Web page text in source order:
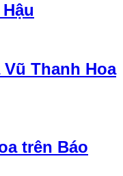
Thanh Hoa
trên Báo